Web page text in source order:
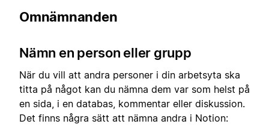
Omnämnanden
Nämn en person eller grupp
När du vill att andra personer i din arbetsyta ska
titta på något kan du nämna dem var som helst på
en sida, i en databas, kommentar eller diskussion.
Det finns några sätt att nämna andra i Notion: